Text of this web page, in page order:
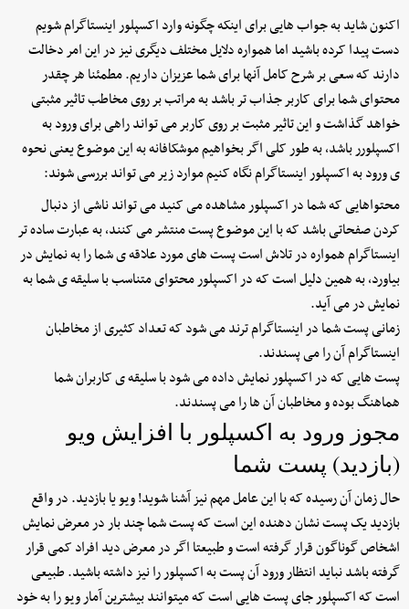
اکنون شاید به جواب هایی برای اینکه چگونه وارد اکسپلور اینستاگرام شویم
دست پیدا کرده باشید اما همواره دلایل مختلف دیگری نیز در این امر دخالت
دارند که سعی بر شرح کامل آنها برای شما عزیزان داریم. مطمئنا هر چقدر
محتوای شما برای کاربر جذاب تر باشد به مراتب بر روی مخاطب تاثیر مثبتی
خواهد گذاشت و این تاثیر مثبت بر روی کاربر می تواند راهی برای ورود به
اکسپلورر باشد، به طور کلی اگر بخواهیم موشکافانه به این موضوع یعنی نحوه
ی ورود به اکسپلور اینستاگرام نگاه کنیم موارد زیر می تواند بررسی شوند:
محتواهایی که شما در اکسپلور مشاهده می کنید می تواند ناشی از دنبال
کردن صفحاتی باشد که با این موضوع پست منتشر می کنند، به عبارت ساده تر
اینستاگرام همواره در تلاش است پست های مورد علاقه ی شما را به نمایش در
بیاورد، به همین دلیل است که در اکسپلور محتوای متناسب با سلیقه ی شما به
نمایش در می آید.
زمانی پست شما در اینستاگرام ترند می شود که تعداد کثیری از مخاطبان
اینستاگرام آن را می پسندند.
پست هایی که در اکسپلور نمایش داده می شود با سلیقه ی کاربران شما
هماهنگ بوده و مخاطبان آن ها را می پسندند.
مجوز ورود به اکسپلور با افزایش ویو
(بازدید) پست شما
حال زمان آن رسیده که با این عامل مهم نیز آشنا شوید! ویو یا بازدید. در واقع
بازدید یک پست نشان دهنده این است که پست شما چند بار در معرض نمایش
اشخاص گوناگون قرار گرفته است و طبیعتا اگر در معرض دید افراد کمی قرار
گرفته باشد نباید انتظار ورود آن پست به اکسپلور را نیز داشته باشید. طبیعی
است که اکسپلور جای پست هایی است که میتوانند بیشترین آمار ویو را به خود